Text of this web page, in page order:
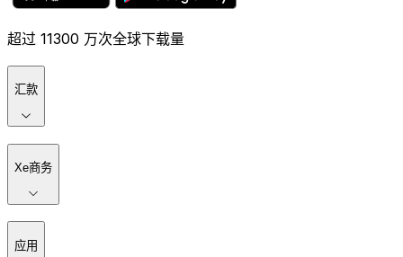
超过 11300 万次全球下载量
汇款
Xe商务
应用